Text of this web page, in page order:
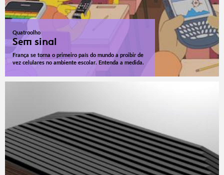
Quatroolho
Sem sinal
França se torna o primeiro país do mundo a proibir de
vez celulares no ambiente escolar. Entenda a medida.